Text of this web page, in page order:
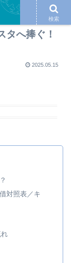
タへ捧ぐ！
2025.05.15
対照表／キ
検索